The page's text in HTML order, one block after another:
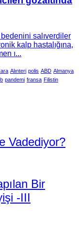
salıverdiler
kalp hastalığına,
ı...
Alınteri polis ABD Almanya
pandemi fransa Filistin
Vadediyor?
Bir
-III